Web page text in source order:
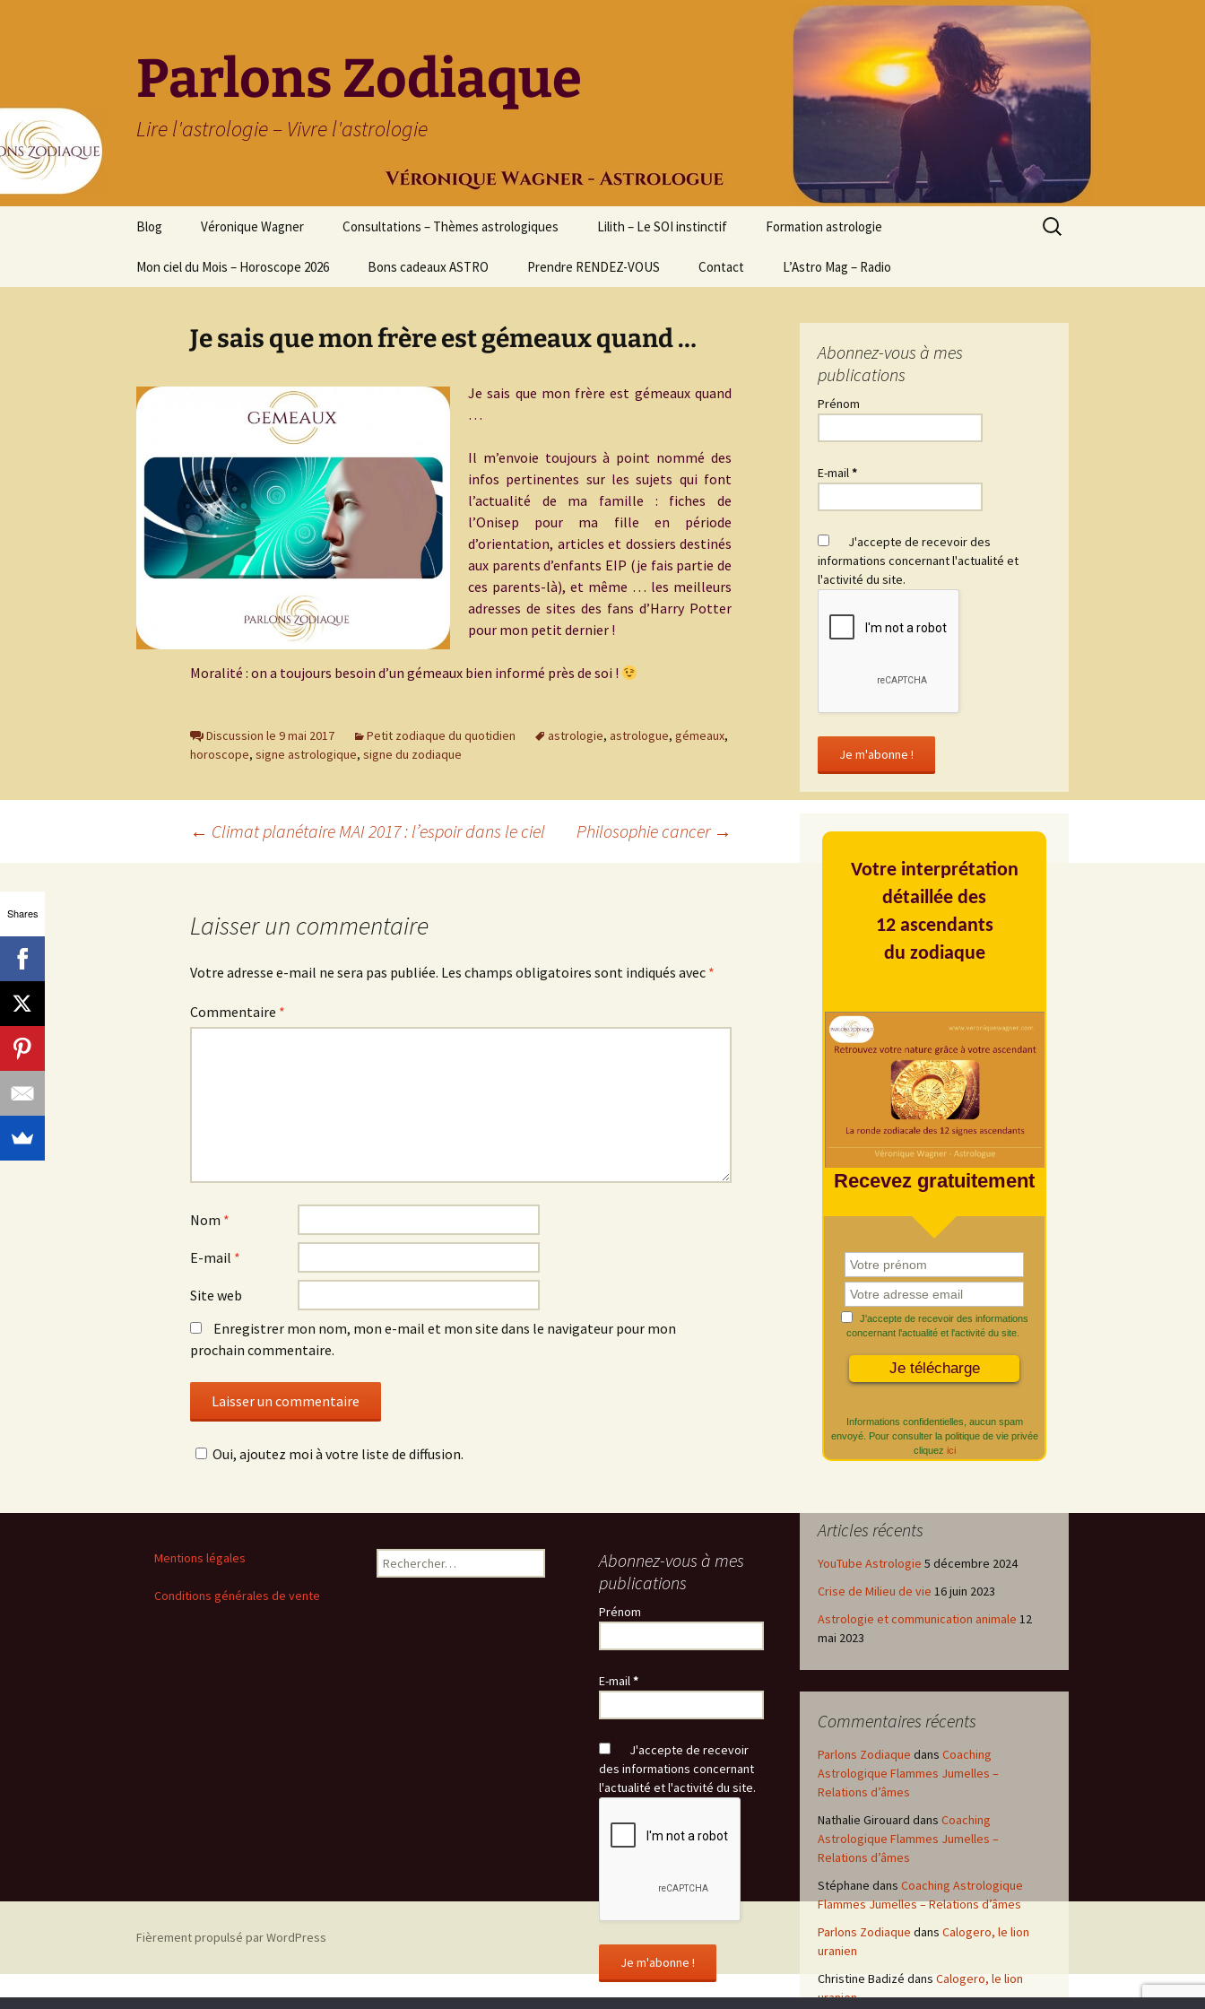
Parlons Zodiaque
Lire l'astrologie – Vivre l'astrologie
contenu
Blog Véronique Wagner Consultations – Thèmes astrologiques Lilith – Le SOI instinctif Formation astrologie
Initiation à l’ASTROLOGIE
Stage découverte
Cours particulier
Formation en ligne
Astrologie
Mon ciel du Mois – Horoscope 2026 Bons cadeaux ASTRO Prendre RENDEZ-VOUS Contact L’Astro Mag – Radio
Rechercher :
Je sais que mon frère est gémeaux quand …
Je sais que mon frère est gémeaux quand
…
Il m’envoie toujours à point nommé des
infos pertinentes sur les sujets qui font
l’actualité de ma famille : fiches de
l’Onisep pour ma fille en période
d’orientation, articles et dossiers destinés
aux parents d’enfants EIP (je fais partie de
ces parents-là), et même … les meilleurs
adresses de sites des fans d’Harry Potter
pour mon petit dernier !
Moralité : on a toujours besoin d’un gémeaux bien informé près de soi !
Discussion le 9 mai 2017 Petit zodiaque du quotidien astrologie, astrologue, gémeaux,
horoscope, signe astrologique, signe du zodiaque
Navigation
des
articles
← Climat planétaire MAI 2017 : l’espoir dans le ciel Philosophie cancer →
Laisser un commentaire
Votre adresse e-mail ne sera pas publiée. Les champs obligatoires sont indiqués avec *
Commentaire *
Nom *
E-mail *
Site web
Enregistrer mon nom, mon e-mail et mon site dans le navigateur pour mon
prochain commentaire.
Oui, ajoutez moi à votre liste de diffusion.
Abonnez-vous à mes
publications
Prénom
E-mail*
J'accepte de recevoir des
informations concernant l'actualité et
l'activité du site.
Votre interprétation
détaillée des
12 ascendants
du zodiaque
Recevez gratuitement
J'accepte de recevoir des informations
concernant l'actualité et l'activité du site.
Informations confidentielles, aucun spam
envoyé. Pour consulter la politique de vie privée
cliquez ici
Articles récents
YouTube Astrologie 5 décembre 2024
Crise de Milieu de vie 16 juin 2023
Astrologie et communication animale 12
mai 2023
Commentaires récents
Parlons Zodiaque dans Coaching
Astrologique Flammes Jumelles –
Relations d’âmes
Nathalie Girouard dans Coaching
Astrologique Flammes Jumelles –
Relations d’âmes
Stéphane dans Coaching Astrologique
Flammes Jumelles – Relations d’âmes
Parlons Zodiaque dans Calogero, le lion
uranien
Christine Badizé dans Calogero, le lion
uranien
Mentions légales
Conditions générales de vente
Rechercher :
Abonnez-vous à mes
publications
Prénom
E-mail*
J'accepte de recevoir
des informations concernant
l'actualité et l'activité du site.
Fièrement propulsé par WordPress
Shares